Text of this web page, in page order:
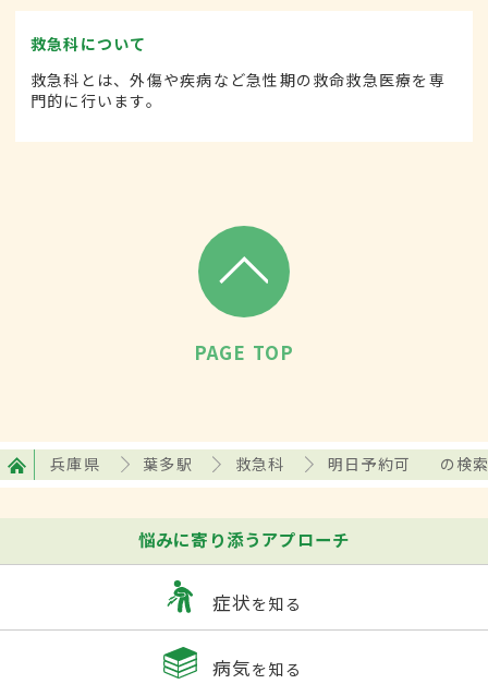
救急科について
救急科とは、外傷や疾病など急性期の救命救急医療を専
門的に行います。
PAGE TOP
兵庫県 葉多駅 救急科 明日予約可 の検
悩みに寄り添うアプローチ
症状を知る
病気を知る